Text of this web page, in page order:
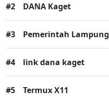
#2 DANA Kaget
#3 Pemerintah Lampung
#4 link dana kaget
#5 Termux X11